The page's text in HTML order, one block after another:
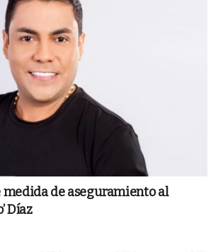
medida de aseguramiento al
Díaz